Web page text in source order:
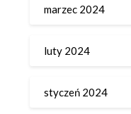
marzec 2024
luty 2024
styczeń 2024